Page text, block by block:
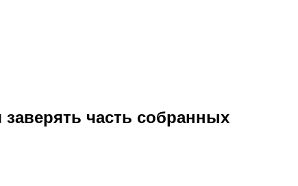
часть собранных